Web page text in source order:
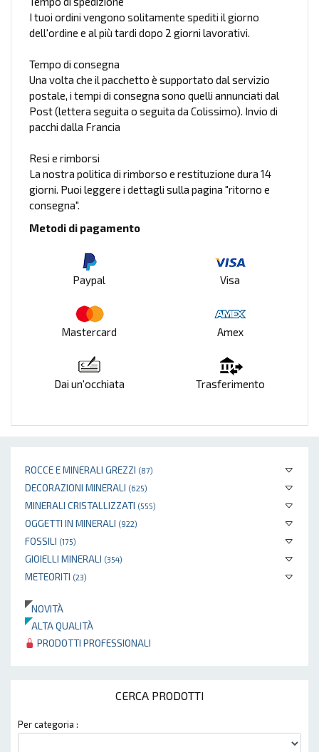
ROCCE E MINERALI GREZZI (87)
DECORAZIONI MINERALI (625)
MINERALI CRISTALLIZZATI (555)
OGGETTI IN MINERALI (922)
FOSSILI (175)
GIOIELLI MINERALI (354)
METEORITI (23)
NOVITÀ
ALTA QUALITÀ
PRODOTTI PROFESSIONALI
CERCA PRODOTTI
Per categoria :
I tuoi ordini vengono solitamente spediti il giorno
dell'ordine e al più tardi dopo 2 giorni lavorativi.
Tempo di consegna
Una volta che il pacchetto è supportato dal servizio
postale, i tempi di consegna sono quelli annunciati dal
Post (lettera seguita o seguita da Colissimo). Invio di
pacchi dalla Francia
Resi e rimborsi
La nostra politica di rimborso e restituzione dura 14
giorni. Puoi leggere i dettagli sulla pagina "ritorno e
consegna".
Metodi di pagamento
Paypal Visa
Mastercard Amex
Dai un'occhiata Trasferimento